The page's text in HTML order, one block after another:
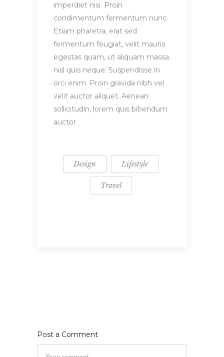
imperdiet nisi. Proin
condimentum fermentum nunc.
Etiam pharetra, erat sed
fermentum feugiat, velit mauris
egestas quam, ut aliquam massa
nisl quis neque. Suspendisse in
orci enim. Proin gravida nibh vel
velit auctor aliquet. Aenean
sollicitudin, lorem quis bibendum
auctor.
Design Lifestyle
Travel
Post a Comment